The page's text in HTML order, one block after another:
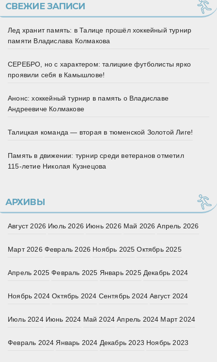
СВЕЖИЕ ЗАПИСИ
Лед хранит память: в Талице прошёл хоккейный турнир
памяти Владислава Колмакова
СЕРЕБРО, но с характером: талицкие футболисты ярко
проявили себя в Камышлове!
Анонс: хоккейный турнир в память о Владиславе
Андреевиче Колмакове
Талицкая команда — вторая в тюменской Золотой Лиге!
Память в движении: турнир среди ветеранов отметил
115‑летие Николая Кузнецова
АРХИВЫ
Август 2026 Июль 2026 Июнь 2026 Май 2026 Апрель 2026
Март 2026 Февраль 2026 Ноябрь 2025 Октябрь 2025
Апрель 2025 Февраль 2025 Январь 2025 Декабрь 2024
Ноябрь 2024 Октябрь 2024 Сентябрь 2024 Август 2024
Июль 2024 Июнь 2024 Май 2024 Апрель 2024 Март 2024
Февраль 2024 Январь 2024 Декабрь 2023 Ноябрь 2023